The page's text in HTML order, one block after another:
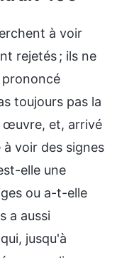
à voir
rejetés ; ils ne
toujours pas la
œuvre, et, arrivé
voir des signes
elle une
ou a-t-elle
a aussi
jusqu'à